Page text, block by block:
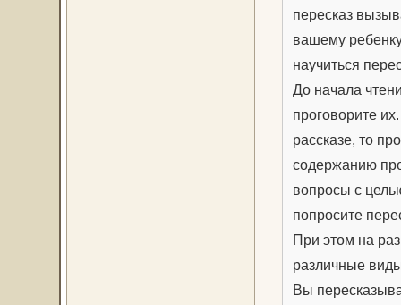
пересказ
вашему
научиться
До начала
проговорите
рассказе, то
содержанию
вопросы с
попросите
При этом на
различные
Вы